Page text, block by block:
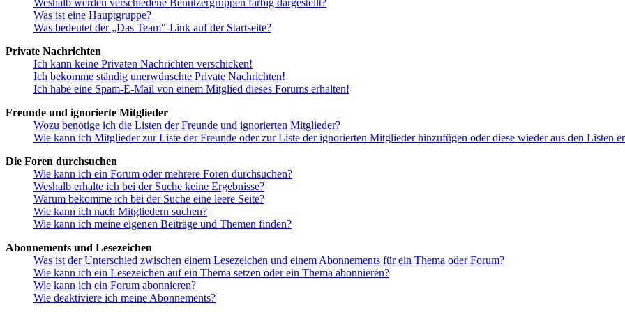
Was ist eine Hauptgruppe?
Was bedeutet der „Das Team“-Link auf der Startseite?
Private Nachrichten
Ich kann keine Privaten Nachrichten verschicken!
Ich bekomme ständig unerwünschte Private Nachrichten!
Ich habe eine Spam-E-Mail von einem Mitglied dieses Forums erhalten!
Freunde und ignorierte Mitglieder
Wozu benötige ich die Listen der Freunde und ignorierten Mitglieder?
Wie kann ich Mitglieder zur Liste der Freunde oder zur Liste der ignorierten Mitglieder hinzufügen oder diese wieder aus den Listen
Die Foren durchsuchen
Wie kann ich ein Forum oder mehrere Foren durchsuchen?
Weshalb erhalte ich bei der Suche keine Ergebnisse?
Warum bekomme ich bei der Suche eine leere Seite?
Wie kann ich nach Mitgliedern suchen?
Wie kann ich meine eigenen Beiträge und Themen finden?
Abonnements und Lesezeichen
Was ist der Unterschied zwischen einem Lesezeichen und einem Abonnements für ein Thema oder Forum?
Wie kann ich ein Lesezeichen auf ein Thema setzen oder ein Thema abonnieren?
Wie kann ich ein Forum abonnieren?
Wie deaktiviere ich meine Abonnements?